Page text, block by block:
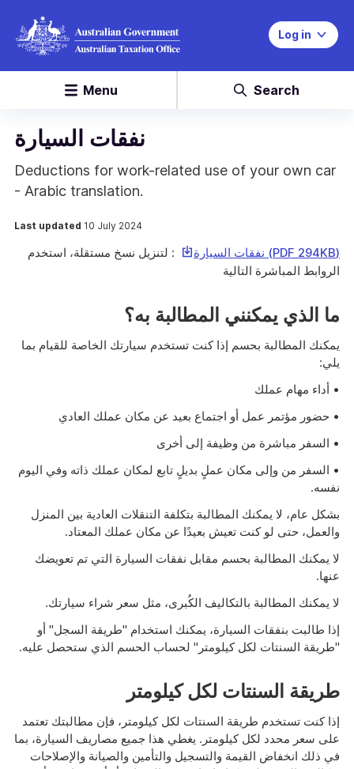
Log in
Menu Search
نفقات السيارة
Deductions for work-related use of your own car
- Arabic translation.
Last updated 10 July 2024
(PDF 294KB) نفقات السيارة
This
download
a
: لتنزيل نسخ مستقلة، استخدم
الروابط المباشرة التالية
ما الذي يمكنني المطالبة به؟
يمكنك المطالبة بحسم إذا كنت تستخدم سيارتك الخاصة للقيام بما
يلي:
• أداء مهام عملك
• حضور مؤتمر عمل أو اجتماع بعيد عن مكان عملك العادي
• السفر مباشرة من وظيفة إلى أخرى
• السفر من وإلى مكان عملٍ بديلٍ تابع لمكان عملك ذاته وفي اليوم
نفسه.
بشكل عام، لا يمكنك المطالبة بتكلفة التنقلات العادية بين المنزل
والعمل، حتى لو كنت تعيش بعيدًا عن مكان عملك المعتاد.
لا يمكنك المطالبة بحسم مقابل نفقات السيارة التي تم تعويضك
عنها.
لا يمكنك المطالبة بالتكاليف الكُبرى، مثل سعر شراء سيارتك.
إذا طالبت بنفقات السيارة، يمكنك استخدام "طريقة السجل" أو
"طريقة السنتات لكل كيلومتر" لحساب الحسم الذي ستحصل عليه.
طريقة السنتات لكل كيلومتر
إذا كنت تستخدم طريقة السنتات لكل كيلومتر، فإن مطالبتك تعتمد
على سعر محدد لكل كيلومتر. يغطي هذا جميع مصاريف السيارة، بما
في ذلك انخفاض القيمة والتسجيل والتأمين والصيانة والإصلاحات